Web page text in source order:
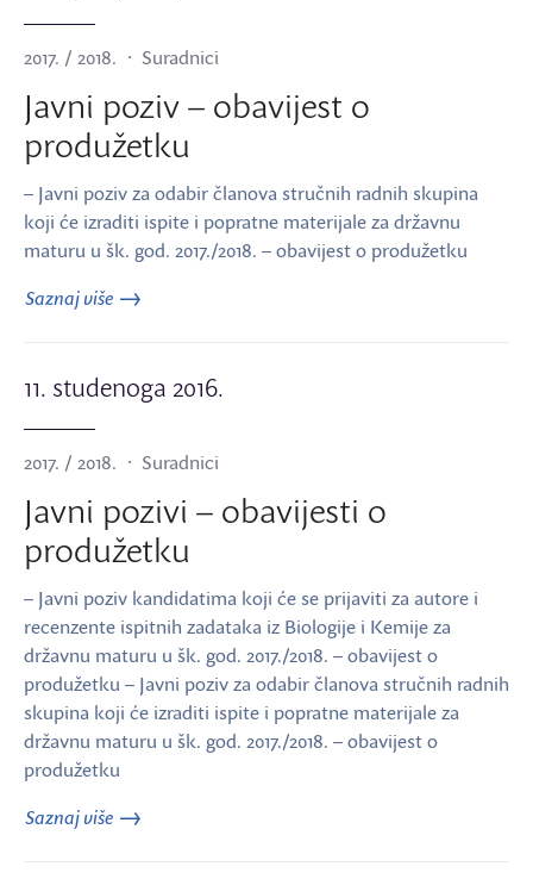
2017. / 2018. Suradnici
Javni poziv – obavijest o
produžetku
– Javni poziv za odabir članova stručnih radnih skupina
koji će izraditi ispite i popratne materijale za državnu
maturu u šk. god. 2017./2018. – obavijest o produžetku
Saznaj više
11. studenoga 2016.
2017. / 2018. Suradnici
Javni pozivi – obavijesti o
produžetku
– Javni poziv kandidatima koji će se prijaviti za autore i
recenzente ispitnih zadataka iz Biologije i Kemije za
državnu maturu u šk. god. 2017./2018. – obavijest o
produžetku – Javni poziv za odabir članova stručnih radnih
skupina koji će izraditi ispite i popratne materijale za
državnu maturu u šk. god. 2017./2018. – obavijest o
produžetku
Saznaj više